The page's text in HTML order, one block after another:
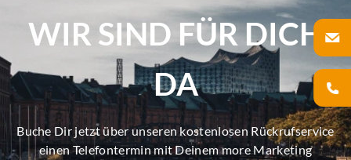
WIR SIND FÜR DICH
DA
Buche Dir jetzt über unseren kostenlosen Rückrufservice
einen Telefontermin mit Deinem more Marketing